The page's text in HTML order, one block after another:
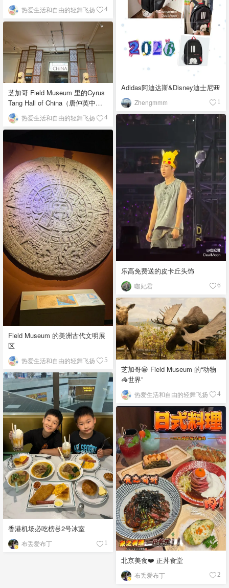
热爱生活和自由的轻舞飞扬 4
Adidas阿迪达斯&Disney迪士尼🎒
Zhengmmm 1
芝加哥 Field Museum 里的Cyrus
Tang Hall of China（唐仲英中国
馆） 热爱生活和自由的轻舞飞扬 4
乐高免费送的皮卡丘头饰
咖妃君 6
Field Museum 的美洲古代文明展
区
热爱生活和自由的轻舞飞扬 5
芝加哥😁 Field Museum 的“动物
🦓世界”
热爱生活和自由的轻舞飞扬 4
香港机场必吃榜🍜2号冰室
布丢爱布丁 1
北京美食❤️ 正丼食堂
布丢爱布丁 2